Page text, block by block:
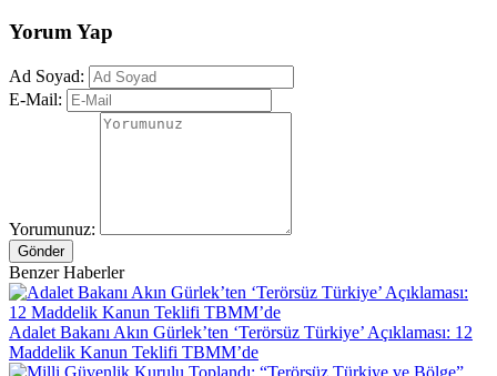
Yorum Yap
Ad Soyad:
E-Mail:
Yorumunuz:
Gönder
Benzer Haberler
Adalet Bakanı Akın Gürlek’ten ‘Terörsüz Türkiye’ Açıklaması: 12
Maddelik Kanun Teklifi TBMM’de